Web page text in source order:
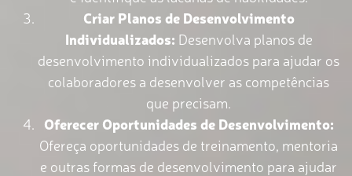
Criar Planos de Desenvolvimento
Individualizados: Desenvolva planos de
desenvolvimento individualizados para ajudar os
colaboradores a desenvolver as competências
que precisam.
Oferecer Oportunidades de Desenvolvimento:
Ofereça oportunidades de treinamento, mentoria
e outras formas de desenvolvimento para ajudar